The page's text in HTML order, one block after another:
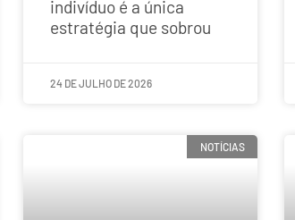
indivíduo é a única
estratégia que sobrou
24 DE JULHO DE 2026
NOTÍCIAS